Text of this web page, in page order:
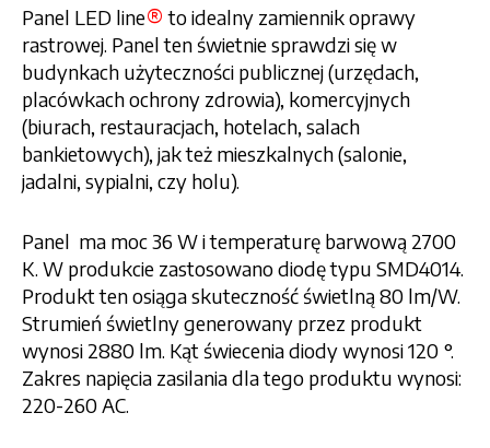
Panel LED line® to idealny zamiennik oprawy
rastrowej. Panel ten świetnie sprawdzi się w
budynkach użyteczności publicznej (urzędach,
placówkach ochrony zdrowia), komercyjnych
(biurach, restauracjach, hotelach, salach
bankietowych), jak też mieszkalnych (salonie,
jadalni, sypialni, czy holu).
Panel ma moc 36 W i temperaturę barwową 2700
K. W produkcie zastosowano diodę typu SMD4014.
Produkt ten osiąga skuteczność świetlną 80 lm/W.
Strumień świetlny generowany przez produkt
wynosi 2880 lm. Kąt świecenia diody wynosi 120 °.
Zakres napięcia zasilania dla tego produktu wynosi:
220-260 AC.